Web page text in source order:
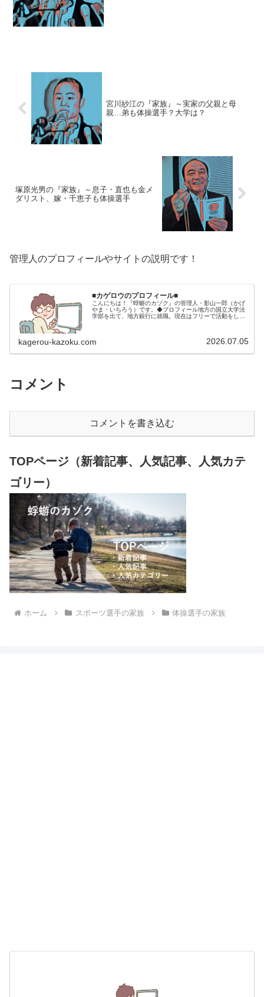
宮川紗江の『家族』～実家の父親と母
親…弟も体操選手？大学は？
塚原光男の『家族』～息子・直也も金メ
ダリスト、嫁・千恵子も体操選手
管理人のプロフィールやサイトの説明です！
■カゲロウのプロフィール■
こんにちは！『蜉蝣のカゾク』の管理人・影山一郎（かげ
やま・いちろう）です。◆プロフィール地方の国立大学法
学部を出て、地方銀行に就職。現在はフリーで活動をして
kagerou-kazoku.com 2026.07.05
コメント
コメントを書き込む
TOPページ（新着記事、人気記事、人気カテ
ゴリー）
ホーム スポーツ選手の家族 体操選手の家族